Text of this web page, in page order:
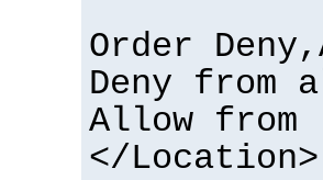
Order
Deny from
Allow from
</Location>